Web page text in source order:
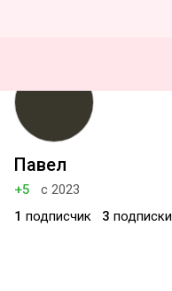
Павел
+5
с 2023
1 подписчик 3 подписки